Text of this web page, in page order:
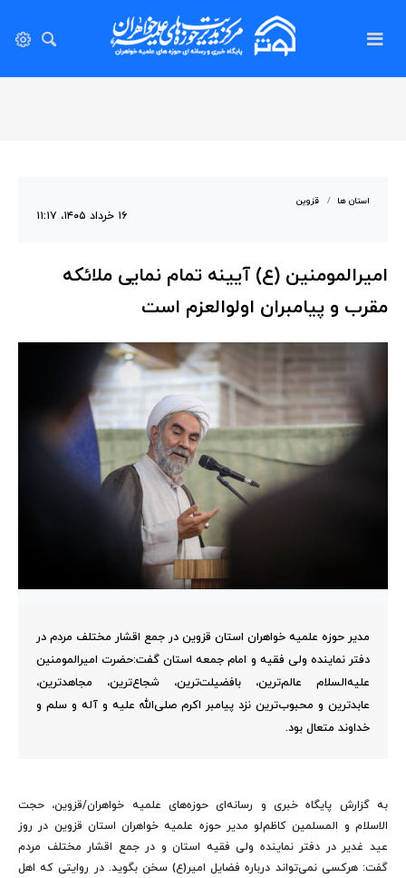
استان ها قزوین
۱۶ خرداد ۱۴۰۵، ۱۱:۱۷
امیرالمومنین (ع) آیینه تمام نمایی ملائکه
مقرب و پیامبران اولوالعزم است
مدیر حوزه علمیه خواهران استان قزوین در جمع اقشار مختلف مردم در
دفتر نماینده ولی فقیه و امام جمعه استان گفت:حضرت امیرالمومنین
علیه‌السلام عالم‌ترین، بافضیلت‌ترین، شجاع‌ترین، مجاهدترین،
عابدترین و محبوب‌ترین نزد پیامبر اکرم صلی‌الله علیه و آله و سلم و
خداوند متعال بود.
به گزارش پایگاه خبری و رسانه‌ای حوزه‌های علمیه خواهران/قزوین، حجت
الاسلام و المسلمین کاظم‌لو مدیر حوزه علمیه خواهران استان قزوین در روز
عید غدیر در دفتر نماینده ولی فقیه استان و در جمع اقشار مختلف مردم
گفت: هرکسی نمی‌تواند درباره فضایل امیر(ع) سخن بگوید. در روایتی که اهل